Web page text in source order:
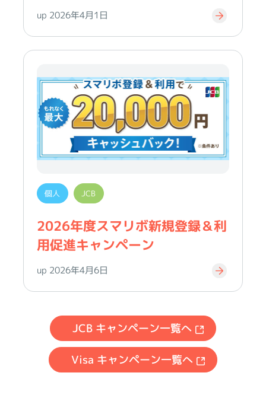
up 2026年4月1日
個人 JCB
2026年度スマリボ新規登録＆利
用促進キャンペーン
up 2026年4月6日
JCB キャンペーン一覧へ
Visa キャンペーン一覧へ